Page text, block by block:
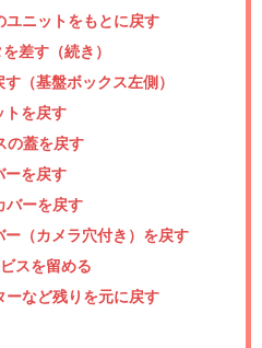
ユニットをもとに戻す
差す（続き）
（基盤ボックス左側）
トを戻す
の蓋を戻す
ーを戻す
バーを戻す
ー（カメラ穴付き）を戻す
スを留める
ーなど残りを元に戻す